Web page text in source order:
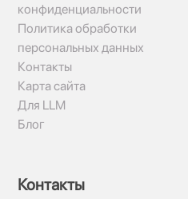
конфиденциальности
Политика обработки
персональных данных
Контакты
Карта сайта
Для LLM
Блог
Контакты